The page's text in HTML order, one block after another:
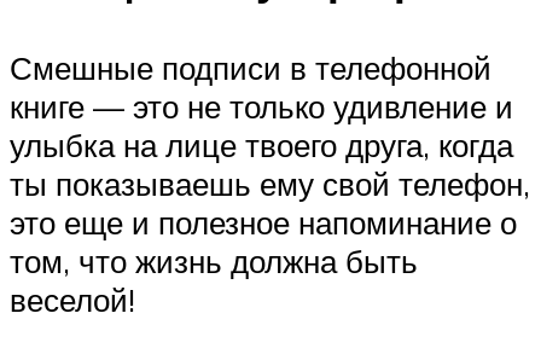
Смешные подписи в телефонной
книге — это не только удивление и
улыбка на лице твоего друга, когда
ты показываешь ему свой телефон,
это еще и полезное напоминание о
том, что жизнь должна быть
веселой!